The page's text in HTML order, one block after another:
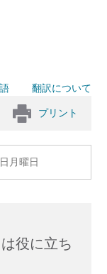
翻訳について
プリント
月曜日
役に立ち